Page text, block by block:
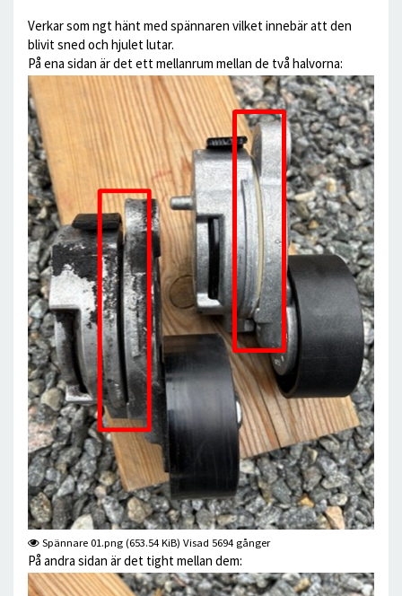
Verkar som ngt hänt med spännaren vilket innebär att den
blivit sned och hjulet lutar.
På ena sidan är det ett mellanrum mellan de två halvorna:
Spännare 01.png (653.54 KiB) Visad 5694 gånger
På andra sidan är det tight mellan dem: